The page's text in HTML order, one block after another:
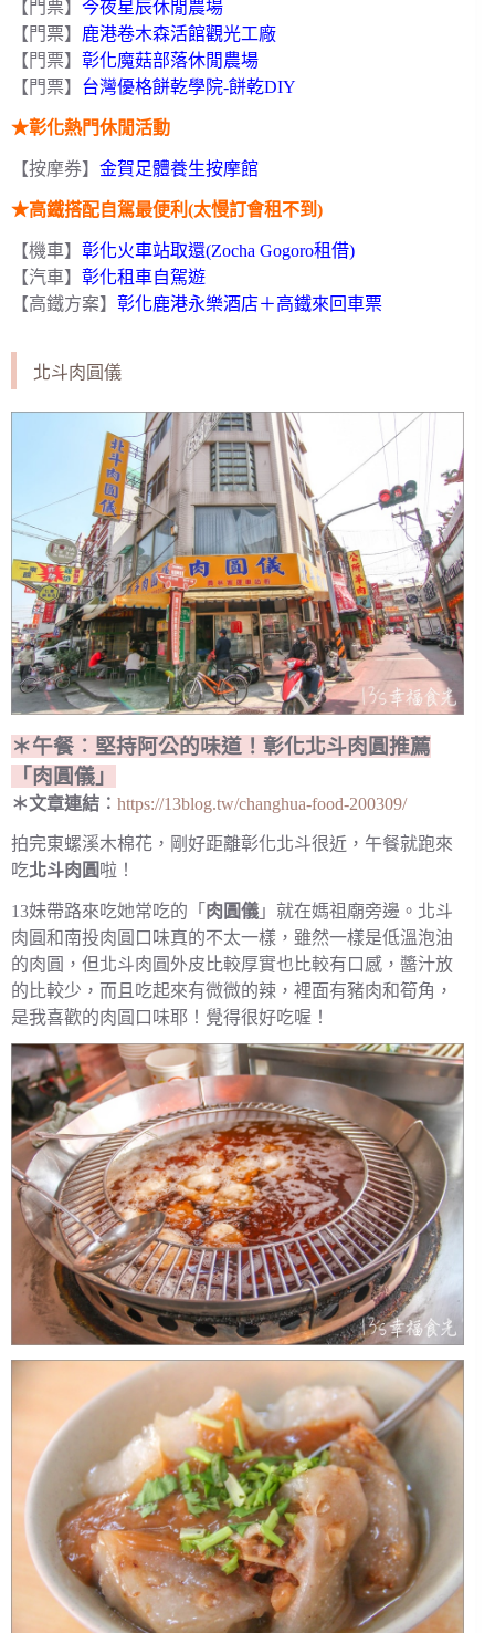
【門票】 今夜星辰休閒農場
【門票】 鹿港卷木森活館觀光工廠
【門票】 彰化魔菇部落休閒農場
【門票】 台灣優格餅乾學院-餅乾DIY
★彰化熱門休閒活動
【按摩券】 金賀足體養生按摩館
★高鐵搭配自駕最便利(太慢訂會租不到)
【機車】 彰化火車站取還(Zocha Gogoro租借)
【汽車】 彰化租車自駕遊
【高鐵方案】 彰化鹿港永樂酒店＋高鐵來回車票
北斗肉圓儀
＊午餐︰堅持阿公的味道！彰化北斗肉圓推薦
「肉圓儀」
＊文章連結︰ https://13blog.tw/changhua-food-200309/
拍完東螺溪木棉花，剛好距離彰化北斗很近，午餐就跑來
吃北斗肉圓啦！
13妹帶路來吃她常吃的「 肉圓儀 」就在媽祖廟旁邊。北斗
肉圓和南投肉圓口味真的不太一樣，雖然一樣是低溫泡油
的肉圓，但北斗肉圓外皮比較厚實也比較有口感，醬汁放
的比較少，而且吃起來有微微的辣，裡面有豬肉和筍角，
是我喜歡的肉圓口味耶！覺得很好吃喔！